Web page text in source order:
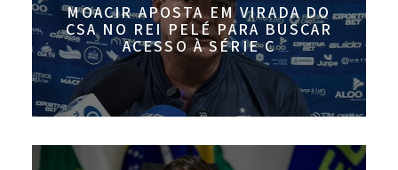
MOACIR APOSTA EM VIRADA DO
CSA NO REI PELÉ PARA BUSCAR
ACESSO À SÉRIE C